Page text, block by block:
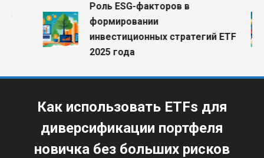
Роль ESG-факторов в
формировании
инвестиционных стратегий ETF
2025 года
Как использовать ETFs для
диверсификации портфеля
новичка без больших рисков